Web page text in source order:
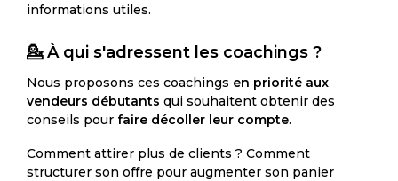
informations utiles.
💁 À qui s'adressent les coachings ?
Nous proposons ces coachings en priorité aux
vendeurs débutants qui souhaitent obtenir des
conseils pour faire décoller leur compte.
Comment attirer plus de clients ? Comment
structurer son offre pour augmenter son panier